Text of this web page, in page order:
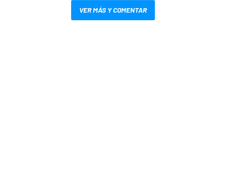
VER MÁS Y COMENTAR